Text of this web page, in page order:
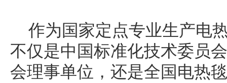
作为国家定点专业生产电
不仅是中国标准化技术委员
会理事单位，还是全国电热